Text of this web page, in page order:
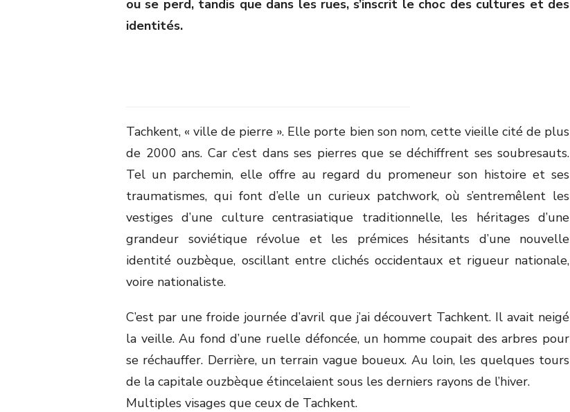
ou se perd, tandis que dans les rues, s’inscrit le choc des cultures et des
identités.
Tachkent, « ville de pierre ». Elle porte bien son nom, cette vieille cité de plus
de 2000 ans. Car c’est dans ses pierres que se déchiffrent ses soubresauts.
Tel un parchemin, elle offre au regard du promeneur son histoire et ses
traumatismes, qui font d’elle un curieux patchwork, où s’entremêlent les
vestiges d’une culture centrasiatique traditionnelle, les héritages d’une
grandeur soviétique révolue et les prémices hésitants d’une nouvelle
identité ouzbèque, oscillant entre clichés occidentaux et rigueur nationale,
voire nationaliste.
C’est par une froide journée d’avril que j’ai découvert Tachkent. Il avait neigé
la veille. Au fond d’une ruelle défoncée, un homme coupait des arbres pour
se réchauffer. Derrière, un terrain vague boueux. Au loin, les quelques tours
de la capitale ouzbèque étincelaient sous les derniers rayons de l’hiver.
Multiples visages que ceux de Tachkent.